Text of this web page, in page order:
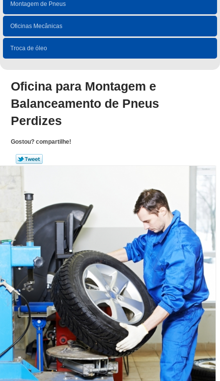
Montagem de Pneus
Oficinas Mecânicas
Troca de óleo
Oficina para Montagem e
Balanceamento de Pneus
Perdizes
Gostou? compartilhe!